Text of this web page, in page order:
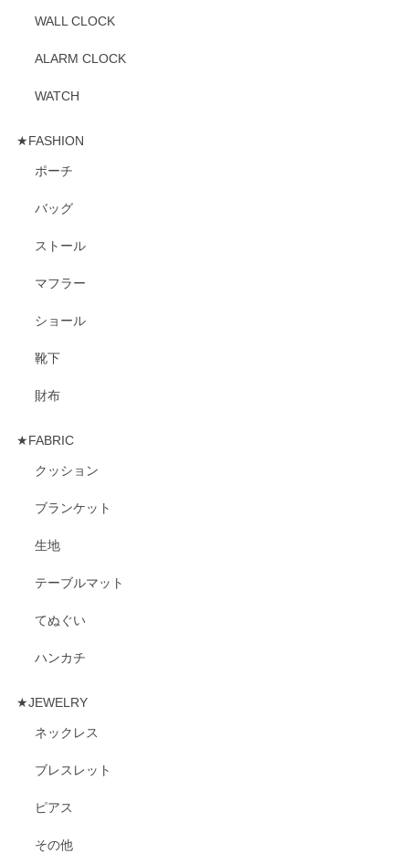
WALL CLOCK
ALARM CLOCK
WATCH
★FASHION
ポーチ
バッグ
ストール
マフラー
ショール
靴下
財布
★FABRIC
クッション
ブランケット
生地
テーブルマット
てぬぐい
ハンカチ
★JEWELRY
ネックレス
ブレスレット
ピアス
その他